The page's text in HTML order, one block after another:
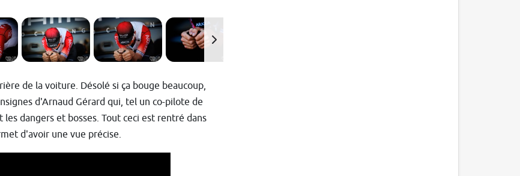
de la voiture. Désolé si ça bouge beaucoup,
d'Arnaud Gérard qui, tel un co-pilote de
dangers et bosses. Tout ceci est rentré dans
d'avoir une vue précise.